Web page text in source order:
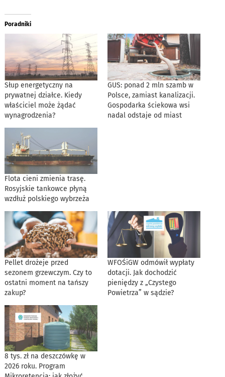
Poradniki
Słup energetyczny na
prywatnej działce. Kiedy
właściciel może żądać
wynagrodzenia?
GUS: ponad 2 mln szamb w
Polsce, zamiast kanalizacji.
Gospodarka ściekowa wsi
nadal odstaje od miast
Flota cieni zmienia trasę.
Rosyjskie tankowce płyną
wzdłuż polskiego wybrzeża
Pellet drożeje przed
sezonem grzewczym. Czy to
ostatni moment na tańszy
zakup?
WFOŚiGW odmówił wypłaty
dotacji. Jak dochodzić
pieniędzy z „Czystego
Powietrza” w sądzie?
8 tys. zł na deszczówkę w
2026 roku. Program